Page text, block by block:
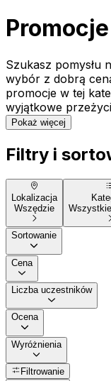
Szukasz pomysłu
wybór z dobrą
promocje w tej
wyjątkowe
Pokaż więcej
Filtry i
Lokalizacja
Wszędzie
Sortowanie
Cena
Liczba uczestników
Ocena
Wyróżnienia
Filtrowanie